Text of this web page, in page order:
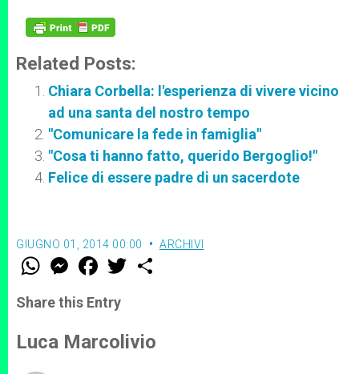
Related Posts:
Chiara Corbella: l'esperienza di vivere vicino
ad una santa del nostro tempo
"Comunicare la fede in famiglia"
"Cosa ti hanno fatto, querido Bergoglio!"
Felice di essere padre di un sacerdote
GIUGNO 01, 2014 00:00 ARCHIVI
W
t
s
p
p
M
e
s
e
g
e
F
a
e
b
o
k
w
r
Share this Entry
Luca Marcolivio